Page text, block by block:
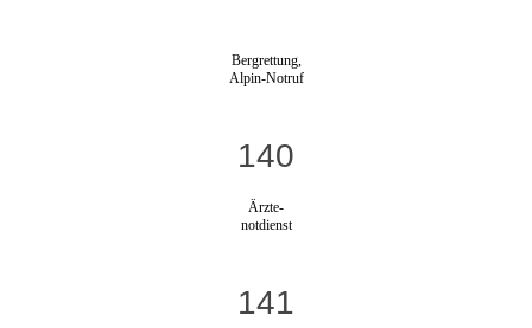
Bergrettung,
Alpin-Notruf
140
Ärzte-
notdienst
141